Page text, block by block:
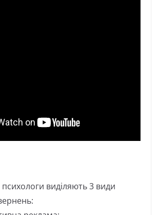
виділяють 3 види